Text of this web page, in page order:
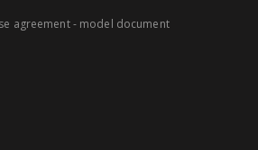
agreement - model document